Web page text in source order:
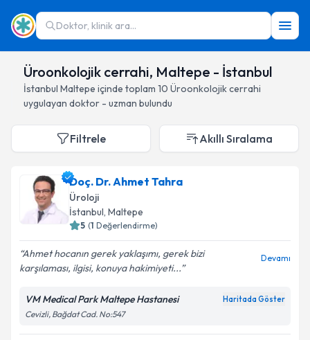
Doktor, klinik ara...
Üroonkolojik cerrahi, Maltepe - İstanbul
İstanbul Maltepe içinde toplam 10 Üroonkolojik cerrahi
uygulayan doktor - uzman bulundu
Filtrele Akıllı Sıralama
Doç. Dr. Ahmet Tahra
Üroloji
İstanbul, Maltepe
5 (1 Değerlendirme)
Ahmet hocanın gerek yaklaşımı, gerek bizi
karşılaması, ilgisi, konuya hakimiyeti...
Devamı
VM Medical Park Maltepe Hastanesi Haritada Göster
Cevizli, Bağdat Cad. No:547